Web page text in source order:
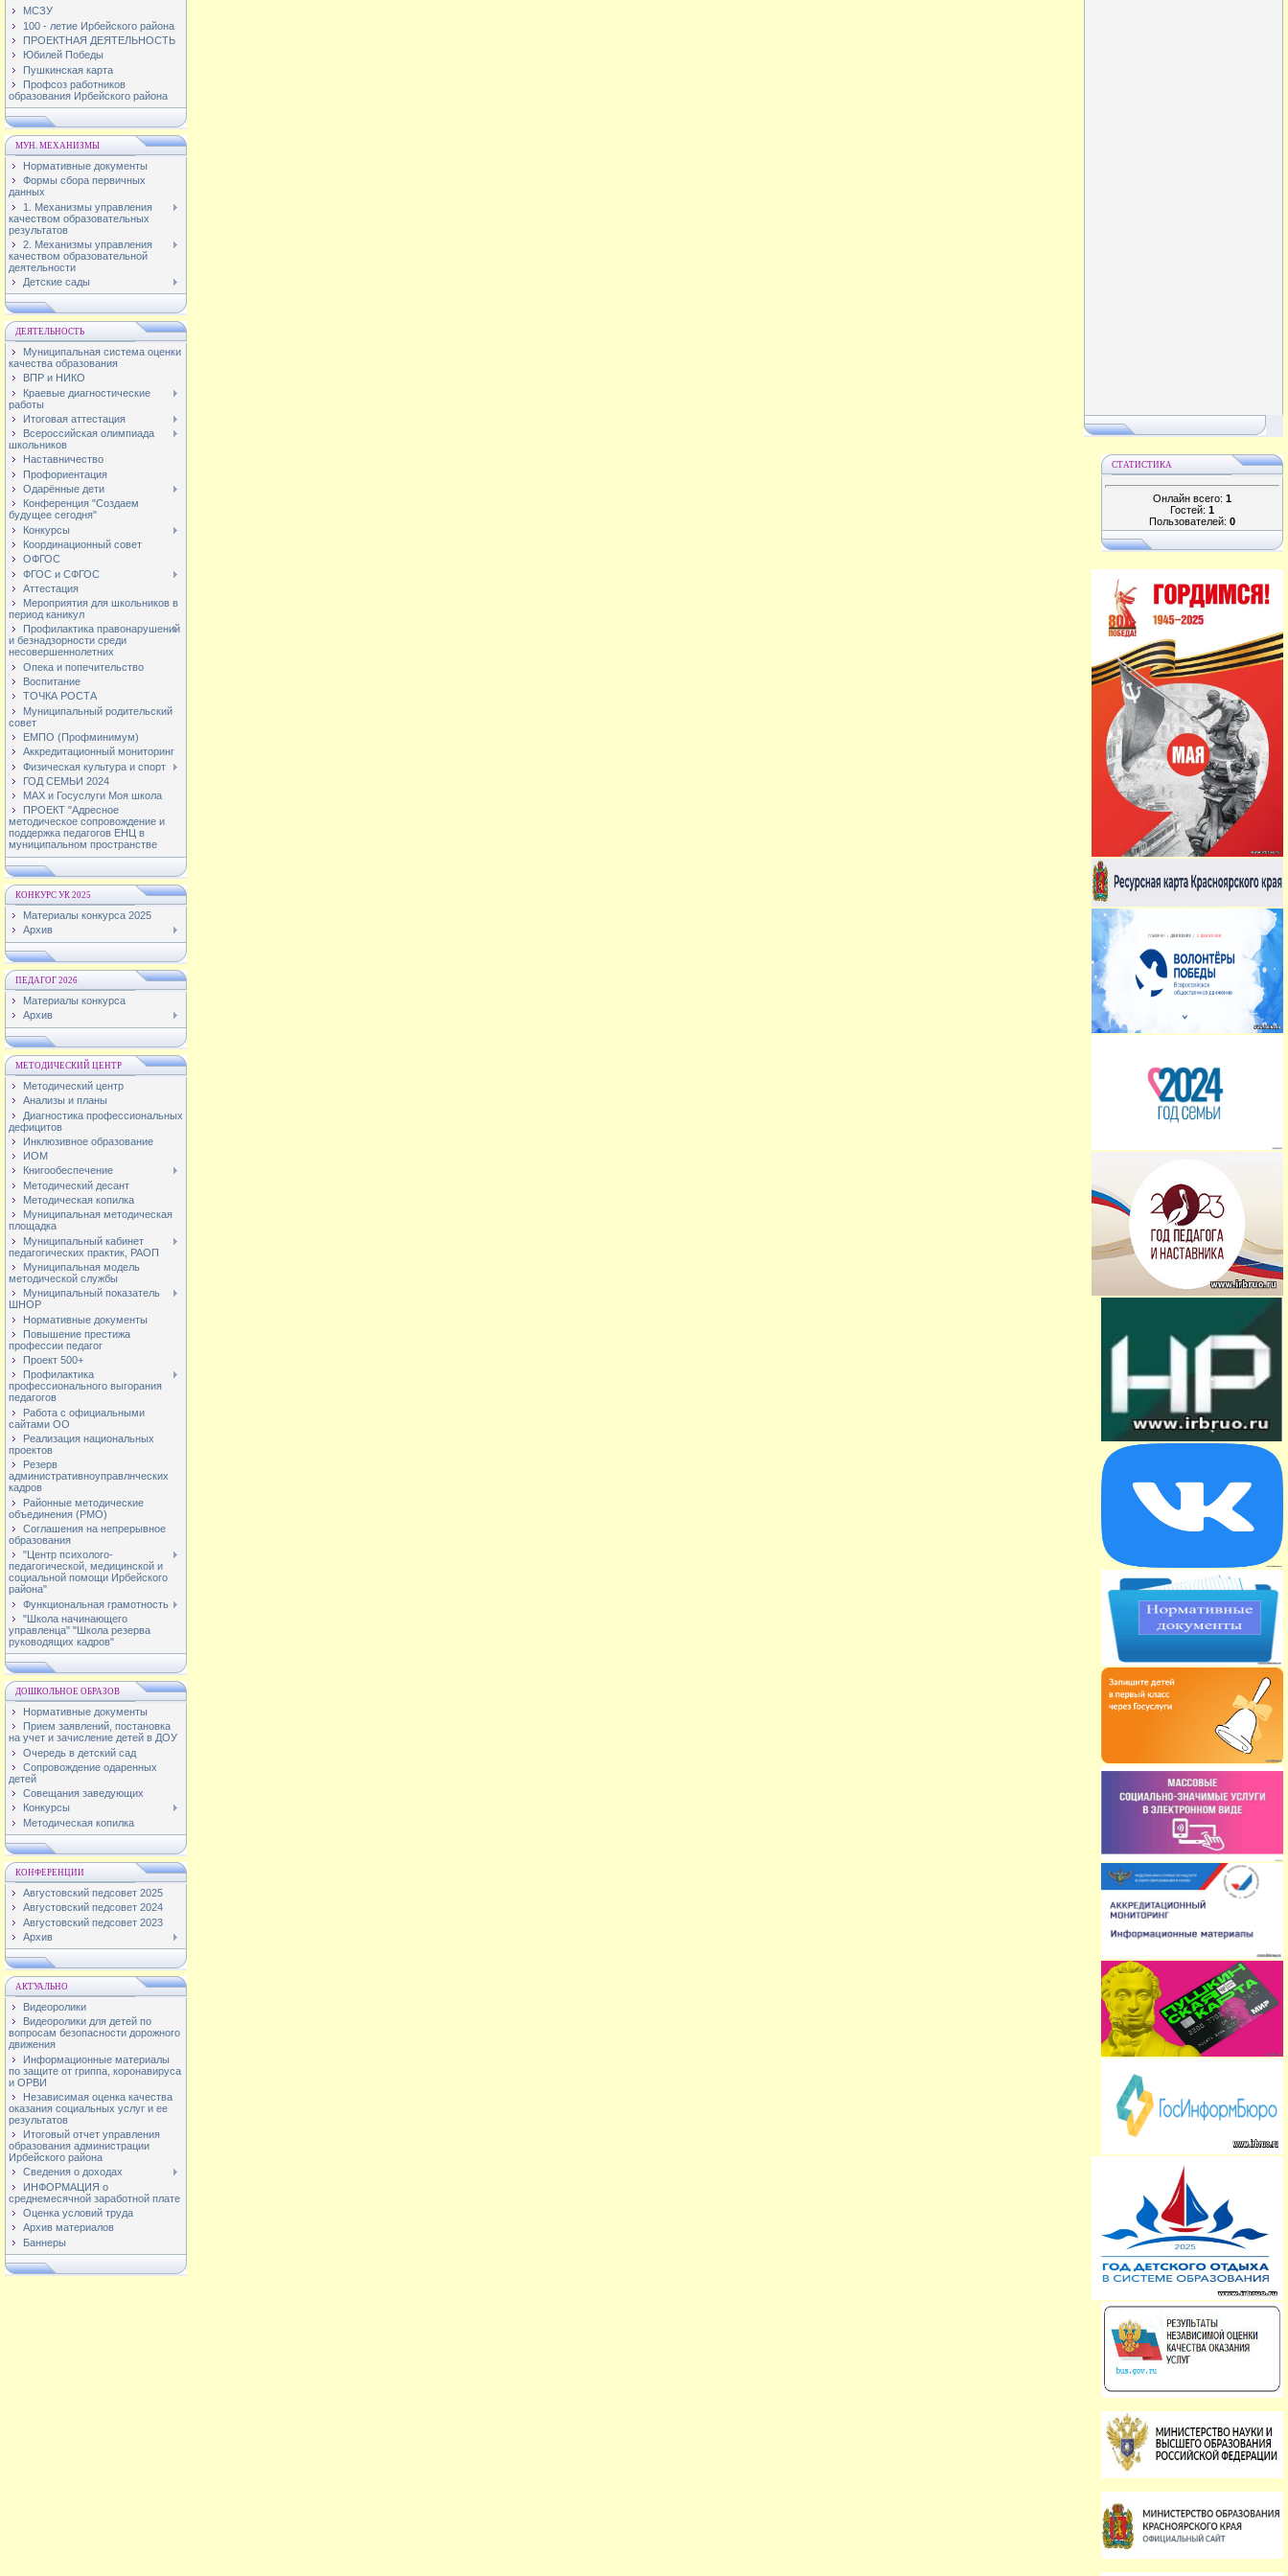
МСЗУ
100 - летие Ирбейского района
ПРОЕКТНАЯ ДЕЯТЕЛЬНОСТЬ
Юбилей Победы
Пушкинская карта
Профсоз работников
образования Ирбейского района
МУН. МЕХАНИЗМЫ
Нормативные документы
Формы сбора первичных
данных
1. Механизмы управления
качеством образовательных
результатов
2. Механизмы управления
качеством образовательной
деятельности
Детские сады
ДЕЯТЕЛЬНОСТЬ
Муниципальная система оценки
качества образования
ВПР и НИКО
Краевые диагностические
работы
Итоговая аттестация
Всероссийская олимпиада
школьников
Наставничество
Профориентация
Одарённые дети
Конференция "Создаем
будущее сегодня"
Конкурсы
Координационный совет
ОФГОС
ФГОС и СФГОС
Аттестация
Мероприятия для школьников в
период каникул
Профилактика правонарушений
и безнадзорности среди
несовершеннолетних
Опека и попечительство
Воспитание
ТОЧКА РОСТА
Муниципальный родительский
совет
ЕМПО (Профминимум)
Аккредитационный мониторинг
Физическая культура и спорт
ГОД СЕМЬИ 2024
МАХ и Госуслуги Моя школа
ПРОЕКТ "Адресное
методическое сопровождение и
поддержка педагогов ЕНЦ в
муниципальном пространстве
КОНКУРС УК 2025
Материалы конкурса 2025
Архив
ПЕДАГОГ 2026
Материалы конкурса
Архив
МЕТОДИЧЕСКИЙ ЦЕНТР
Методический центр
Анализы и планы
Диагностика профессиональных
дефицитов
Инклюзивное образование
ИОМ
Книгообеспечение
Методический десант
Методическая копилка
Муниципальная методическая
площадка
Муниципальный кабинет
педагогических практик, РАОП
Муниципальная модель
методической службы
Муниципальный показатель
ШНОР
Нормативные документы
Повышение престижа
профессии педагог
Проект 500+
Профилактика
профессионального выгорания
педагогов
Работа с официальными
сайтами ОО
Реализация национальных
проектов
Резерв
административноуправлнческих
кадров
Районные методические
объединения (РМО)
Соглашения на непрерывное
образования
"Центр психолого-
педагогической, медицинской и
социальной помощи Ирбейского
района"
Функциональная грамотность
"Школа начинающего
управленца" "Школа резерва
руководящих кадров"
ДОШКОЛЬНОЕ ОБРАЗОВ
Нормативные документы
Прием заявлений, постановка
на учет и зачисление детей в ДОУ
Очередь в детский сад
Сопровождение одаренных
детей
Совещания заведующих
Конкурсы
Методическая копилка
КОНФЕРЕНЦИИ
Августовский педсовет 2025
Августовский педсовет 2024
Августовский педсовет 2023
Архив
АКТУАЛЬНО
Видеоролики
Видеоролики для детей по
вопросам безопасности дорожного
движения
Информационные материалы
по защите от гриппа, коронавируса
и ОРВИ
Независимая оценка качества
оказания социальных услуг и ее
результатов
Итоговый отчет управления
образования администрации
Ирбейского района
Сведения о доходах
ИНФОРМАЦИЯ о
среднемесячной заработной плате
Оценка условий труда
Архив материалов
Баннеры
СТАТИСТИКА
Онлайн всего: 1
Гостей: 1
Пользователей: 0